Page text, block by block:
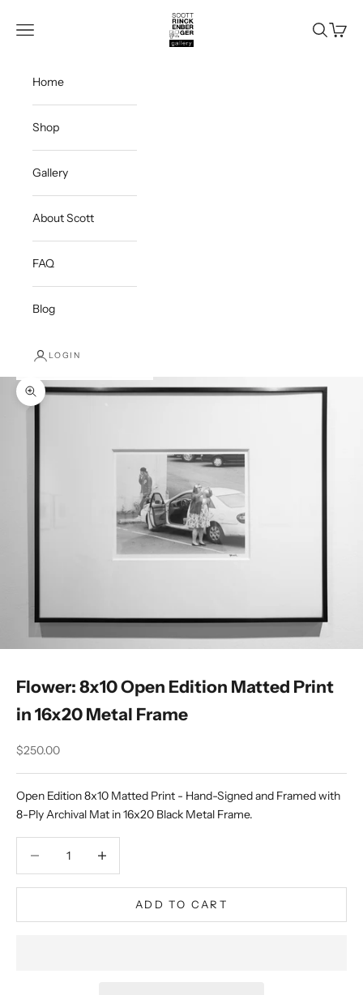
Scott Rinckenberger Gallery
Navigation menu Search
Cart
Home
Shop
Gallery
About Scott
FAQ
Blog
LOGIN
Zoom picture
Flower: 8x10 Open Edition Matted Print
in 16x20 Metal Frame
Sale price
$250.00
Open Edition 8x10 Matted Print - Hand-Signed and Framed with
8-Ply Archival Mat in 16x20 Black Metal Frame.
ADD TO CART